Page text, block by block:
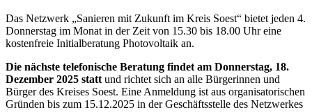
Das Netzwerk „Sanieren mit Zukunft im Kreis Soest“ bietet jeden 4.
Donnerstag im Monat in der Zeit von 15.30 bis 18.00 Uhr eine
kostenfreie Initialberatung Photovoltaik an.
Die nächste telefonische Beratung findet am Donnerstag, 18.
Dezember 2025 statt und richtet sich an alle Bürgerinnen und
Bürger des Kreises Soest. Eine Anmeldung ist aus organisatorischen
Gründen bis zum 15.12.2025 in der Geschäftsstelle des Netzwerkes